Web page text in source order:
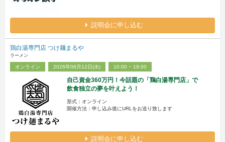
説明会に申し込む
鶏白湯専門店 つけ麺まるや
ラーメン
オンライン 2026年08月12日(水) 10:00 ~ 19:00
自己資金360万円！今話題の「鶏白湯専門店」で
飲食独立の夢を叶えよう！
形式：オンライン
開催方法：申し込み後にURLをお送り致します
説明会に申し込む